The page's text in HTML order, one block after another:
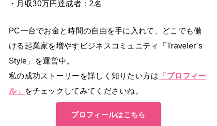
・月収30万円達成者：2名
PC一台でお金と時間の自由を手に入れて、どこでも働
ける起業家を増やすビジネスコミュニティ「Traveler’s
Style」を運営中。
私の成功ストーリーを詳しく知りたい方は 「プロフィー
ル」 をチェックしてみてくださいね。
プロフィールはこちら